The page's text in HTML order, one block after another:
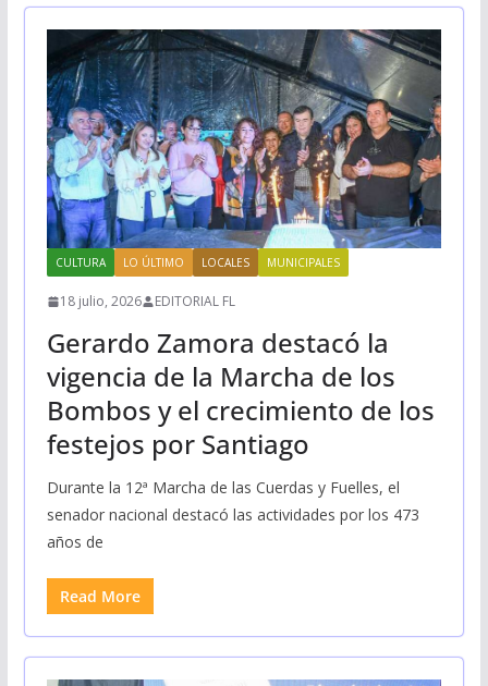
CULTURA LO ÚLTIMO LOCALES MUNICIPALES
18 julio, 2026 EDITORIAL FL
Gerardo Zamora destacó la
vigencia de la Marcha de los
Bombos y el crecimiento de los
festejos por Santiago
Durante la 12ª Marcha de las Cuerdas y Fuelles, el
senador nacional destacó las actividades por los 473
años de
Read More